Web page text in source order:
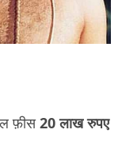
फ़ीस20 लाख रुपए